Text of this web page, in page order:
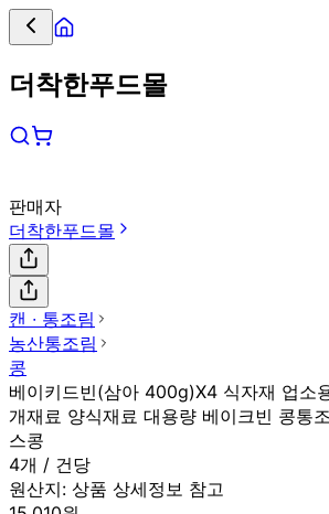
더착한푸드몰
판매자
더착한푸드몰
캔 ∙ 통조림
농산통조림
콩
베이키드빈(삼아 400g)X4 식자재 업소
개재료 양식재료 대용량 베이크빈 콩통
스콩
4개 / 건당
원산지: 상품 상세정보 참고